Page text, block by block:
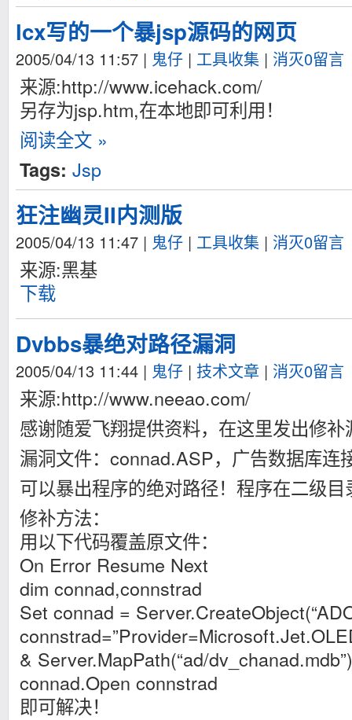
lcx写的一个暴jsp源码的网页
2005/04/13 11:57 | 鬼仔 | 工具收集 | 消灭0留言
来源:http://www.icehack.com/
另存为jsp.htm,在本地即可利用！
阅读全文 »
Tags: Jsp
狂注幽灵II内测版
2005/04/13 11:47 | 鬼仔 | 工具收集 | 消灭0留言
来源:黑基
下载
Dvbbs暴绝对路径漏洞
2005/04/13 11:44 | 鬼仔 | 技术文章 | 消灭0留言
来源:http://www.neeao.com/
感谢随爱飞翔提供资料，在这里发出修补
漏洞文件：connad.ASP，广告数据库连
可以暴出程序的绝对路径！程序在二级
修补方法：
用以下代码覆盖原文件：
On Error Resume Next
dim connad,connstrad
Set connad =
& Server.MapPath(“ad/dv_chanad.mdb”)
connad.Open connstrad
即可解决！